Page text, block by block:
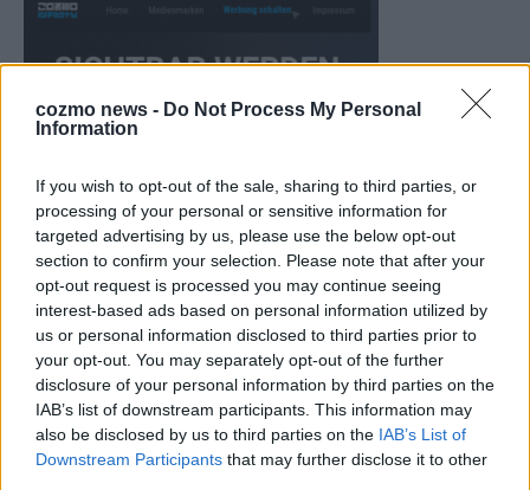
cozmo news - Do Not Process My Personal
Information
If you wish to opt-out of the sale, sharing to third parties, or
processing of your personal or sensitive information for
targeted advertising by us, please use the below opt-out
section to confirm your selection. Please note that after your
opt-out request is processed you may continue seeing
interest-based ads based on personal information utilized by
us or personal information disclosed to third parties prior to
your opt-out. You may separately opt-out of the further
disclosure of your personal information by third parties on the
IAB’s list of downstream participants. This information may
also be disclosed by us to third parties on the IAB’s List of
Downstream Participants that may further disclose it to other
CHECK UNS AUF FACEBOOK
AD